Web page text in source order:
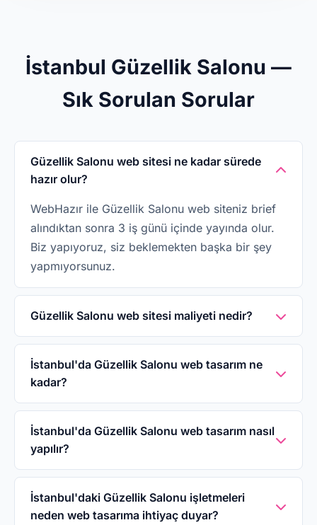
İstanbul Güzellik Salonu —
Sık Sorulan Sorular
Güzellik Salonu web sitesi ne kadar sürede
hazır olur?
WebHazır ile Güzellik Salonu web siteniz brief
alındıktan sonra 3 iş günü içinde yayında olur.
Biz yapıyoruz, siz beklemekten başka bir şey
yapmıyorsunuz.
Güzellik Salonu web sitesi maliyeti nedir?
WebHazır'da Güzellik Salonu web sitesi 5.000₺
tek seferliktir. Domain, hosting, SSL ve sektöre
özel tasarım dahildir. İkinci yıldan itibaren yıllık
1.500₺ bakım ücreti uygulanır.
İstanbul'da Güzellik Salonu web tasarım ne
kadar?
WebHazır ile İstanbul'da Güzellik Salonu web
sitesi 5.000₺ tek seferlik. Domain, hosting, SSL
ve sektöre özel tasarım dahil. Aylık abonelik
yok, gizli ücret yok.
İstanbul'da Güzellik Salonu web tasarım nasıl
yapılır?
WhatsApp'tan veya telefonla 0542 114 64 64
numarasından ulaşın, işletme bilgilerinizi
paylaşın. 3 iş günü içinde İstanbul'daki Güzellik
İstanbul'daki Güzellik Salonu işletmeleri
neden web tasarıma ihtiyaç duyar?